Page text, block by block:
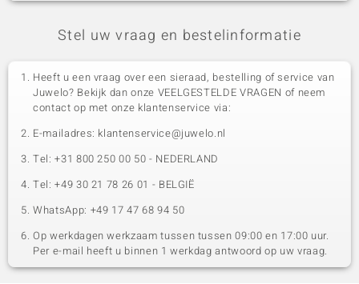
Stel uw vraag en bestelinformatie
Heeft u een vraag over een sieraad, bestelling of service van
Juwelo? Bekijk dan onze VEELGESTELDE VRAGEN of neem
contact op met onze klantenservice via:
E-mailadres: klantenservice@juwelo.nl
Tel: +31 800 250 00 50 - NEDERLAND
Tel: +49 30 21 78 26 01 - BELGIË
WhatsApp: +49 17 47 68 94 50
Op werkdagen werkzaam tussen tussen 09:00 en 17:00 uur.
Per e-mail heeft u binnen 1 werkdag antwoord op uw vraag.